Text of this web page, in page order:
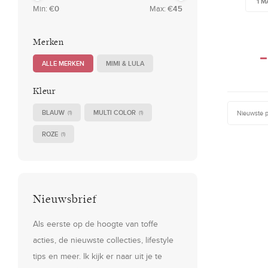
Min: €0 Max: €45
Merken
ALLE MERKEN MIMI & LULA
Kleur
BLAUW (1) MULTI COLOR (1)
ROZE (1)
Nieuwsbrief
Als eerste op de hoogte van toffe
acties, de nieuwste collecties, lifestyle
tips en meer. Ik kijk er naar uit je te
Nieuwste